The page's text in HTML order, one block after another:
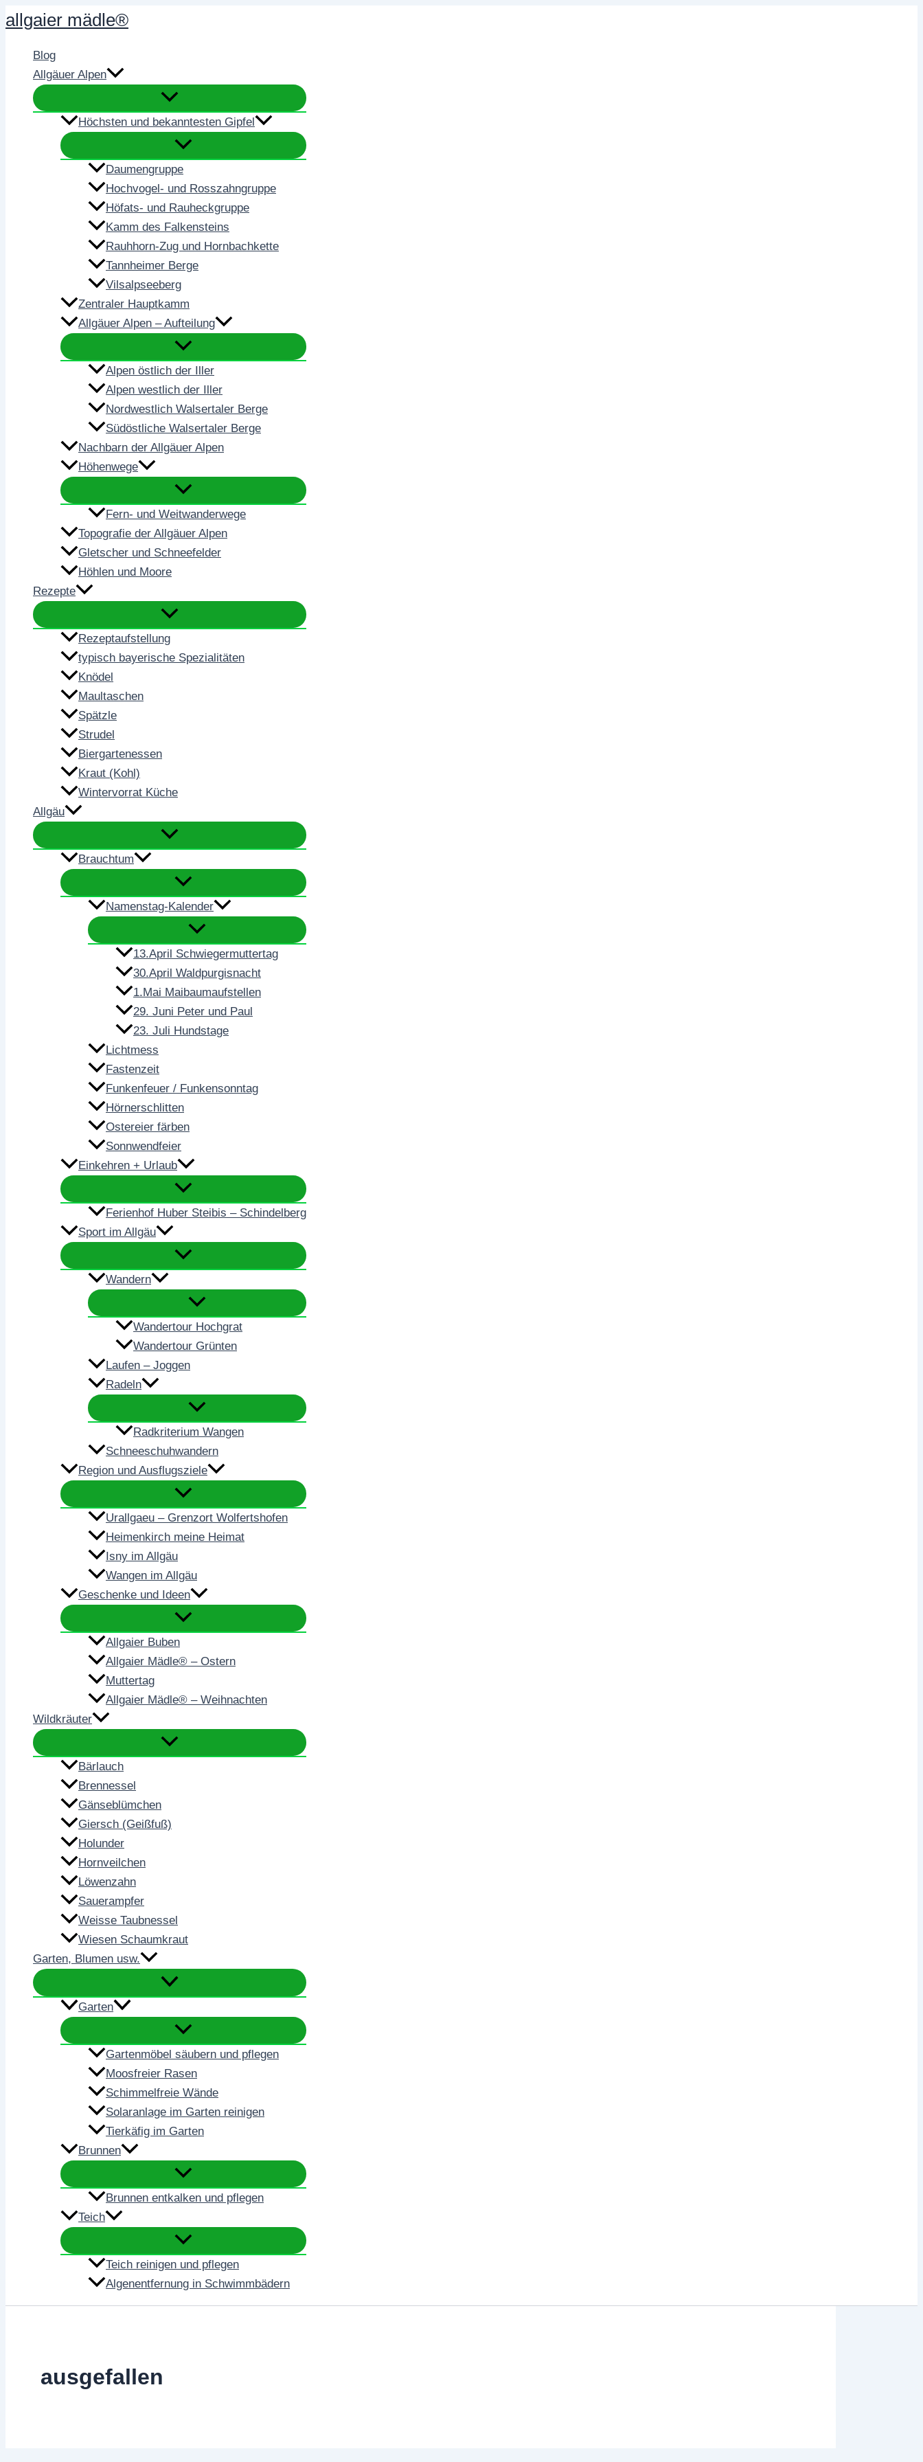
Zum
Inhalt
springen
allgaier mädle®
Blog
Allgäuer Alpen
Höchsten und bekanntesten Gipfel
Daumengruppe
Hochvogel- und Rosszahngruppe
Höfats- und Rauheckgruppe
Kamm des Falkensteins
Rauhhorn-Zug und Hornbachkette
Tannheimer Berge
Vilsalpseeberg
Zentraler Hauptkamm
Allgäuer Alpen – Aufteilung
Alpen östlich der Iller
Alpen westlich der Iller
Nordwestlich Walsertaler Berge
Südöstliche Walsertaler Berge
Nachbarn der Allgäuer Alpen
Höhenwege
Fern- und Weitwanderwege
Topografie der Allgäuer Alpen
Gletscher und Schneefelder
Höhlen und Moore
Rezepte
Rezeptaufstellung
typisch bayerische Spezialitäten
Knödel
Maultaschen
Spätzle
Strudel
Biergartenessen
Kraut (Kohl)
Wintervorrat Küche
Allgäu
Brauchtum
Namenstag-Kalender
13.April Schwiegermuttertag
30.April Waldpurgisnacht
1.Mai Maibaumaufstellen
29. Juni Peter und Paul
23. Juli Hundstage
Lichtmess
Fastenzeit
Funkenfeuer / Funkensonntag
Hörnerschlitten
Ostereier färben
Sonnwendfeier
Einkehren + Urlaub
Ferienhof Huber Steibis – Schindelberg
Sport im Allgäu
Wandern
Wandertour Hochgrat
Wandertour Grünten
Laufen – Joggen
Radeln
Radkriterium Wangen
Schneeschuhwandern
Region und Ausflugsziele
Urallgaeu – Grenzort Wolfertshofen
Heimenkirch meine Heimat
Isny im Allgäu
Wangen im Allgäu
Geschenke und Ideen
Allgaier Buben
Allgaier Mädle® – Ostern
Muttertag
Allgaier Mädle® – Weihnachten
Wildkräuter
Bärlauch
Brennessel
Gänseblümchen
Giersch (Geißfuß)
Holunder
Hornveilchen
Löwenzahn
Sauerampfer
Weisse Taubnessel
Wiesen Schaumkraut
Garten, Blumen usw.
Garten
Gartenmöbel säubern und pflegen
Moosfreier Rasen
Schimmelfreie Wände
Solaranlage im Garten reinigen
Tierkäfig im Garten
Brunnen
Brunnen entkalken und pflegen
Teich
Teich reinigen und pflegen
Algenentfernung in Schwimmbädern
ausgefallen